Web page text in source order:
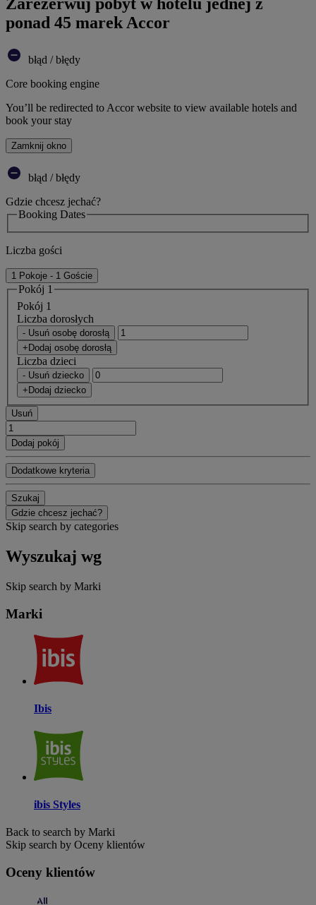
ponad 45 marek Accor
błąd / błędy
Core booking engine
You’ll be redirected to Accor website to view available hotels and
book your stay
Zamknij okno
błąd / błędy
Gdzie chcesz jechać?
Booking Dates
Liczba gości
1 Pokoje - 1 Goście
Pokój 1
Pokój 1
Liczba dorosłych
- Usuń osobę dorosłą
+Dodaj osobę dorosłą
Liczba dzieci
- Usuń dziecko
+Dodaj dziecko
Usuń
Dodaj pokój
Dodatkowe kryteria
Szukaj
Gdzie chcesz jechać?
Skip search by categories
Wyszukaj wg
Skip search by Marki
Marki
Ibis
ibis Styles
Back to search by Marki
Skip search by Oceny klientów
Oceny klientów